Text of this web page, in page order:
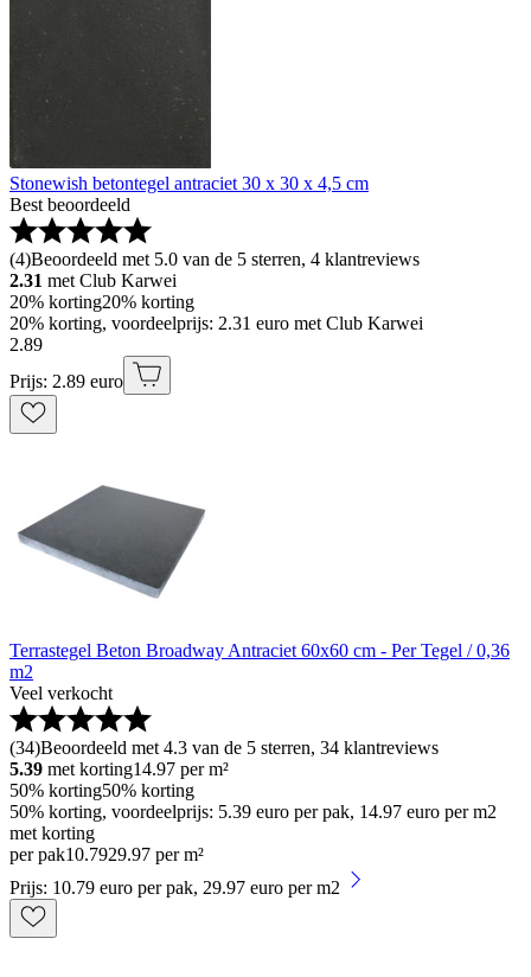
Stonewish betontegel antraciet 30 x 30 x 4,5 cm
Best beoordeeld
(4)Beoordeeld met 5.0 van de 5 sterren, 4 klantreviews
2.31 met Club Karwei
20% korting20% korting
20% korting, voordeelprijs: 2.31 euro met Club Karwei
2.89
Prijs: 2.89 euro
Terrastegel Beton Broadway Antraciet 60x60 cm - Per Tegel / 0,36
m2
Veel verkocht
(34)Beoordeeld met 4.3 van de 5 sterren, 34 klantreviews
5.39 met korting14.97 per m²
50% korting50% korting
50% korting, voordeelprijs: 5.39 euro per pak, 14.97 euro per m2
met korting
per pak10.7929.97 per m²
Prijs: 10.79 euro per pak, 29.97 euro per m2